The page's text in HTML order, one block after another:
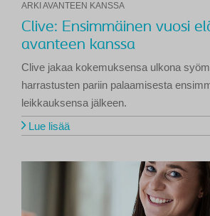
ARKI AVANTEEN KANSSA
Clive: Ensimmäinen vuosi
avanteen kanssa
Clive jakaa kokemuksensa ulkona
harrastusten pariin palaamisesta
leikkauksensa jälkeen.
Lue lisää